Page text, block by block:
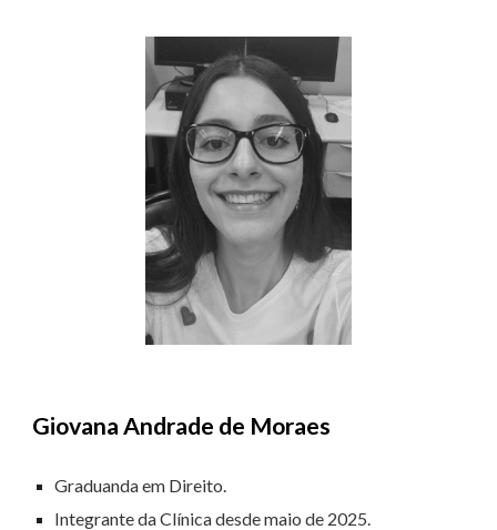
Giovana Andrade de Moraes
Graduanda em Direito.
Integrante da Clínica desdemaiode 2025.